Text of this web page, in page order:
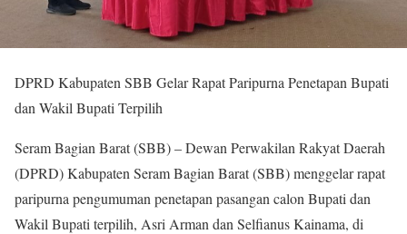
DPRD Kabupaten SBB Gelar Rapat Paripurna Penetapan Bupati
dan Wakil Bupati Terpilih
Seram Bagian Barat (SBB) – Dewan Perwakilan Rakyat Daerah
(DPRD) Kabupaten Seram Bagian Barat (SBB) menggelar rapat
paripurna pengumuman penetapan pasangan calon Bupati dan
Wakil Bupati terpilih, Asri Arman dan Selfianus Kainama, di